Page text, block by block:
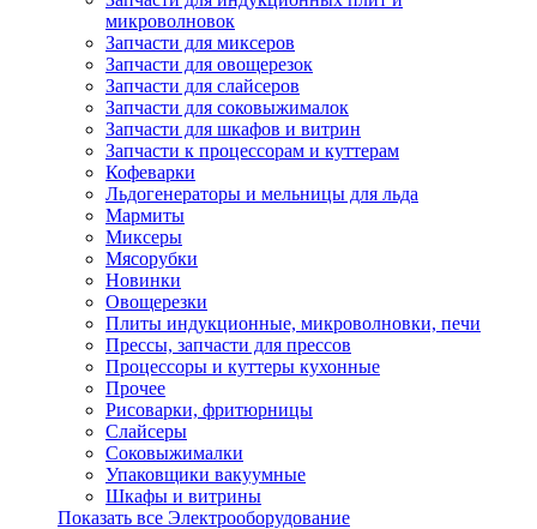
микроволновок
Запчасти для миксеров
Запчасти для овощерезок
Запчасти для слайсеров
Запчасти для соковыжималок
Запчасти для шкафов и витрин
Запчасти к процессорам и куттерам
Кофеварки
Льдогенераторы и мельницы для льда
Мармиты
Миксеры
Мясорубки
Новинки
Овощерезки
Плиты индукционные, микроволновки, печи
Прессы, запчасти для прессов
Процессоры и куттеры кухонные
Прочее
Рисоварки, фритюрницы
Слайсеры
Соковыжималки
Упаковщики вакуумные
Шкафы и витрины
Показать все Электрооборудование